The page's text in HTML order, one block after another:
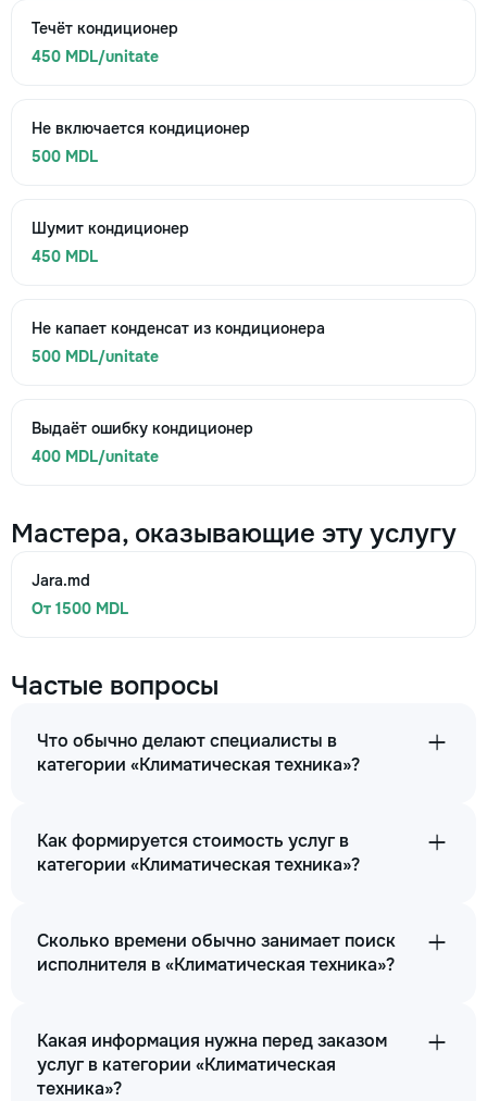
Течёт кондиционер
450 MDL/unitate
Не включается кондиционер
500 MDL
Шумит кондиционер
450 MDL
Не капает конденсат из кондиционера
500 MDL/unitate
Выдаёт ошибку кондиционер
400 MDL/unitate
Мастера, оказывающие эту услугу
Jara.md
От 1500 MDL
Частые вопросы
Что обычно делают специалисты в
категории «Климатическая техника»?
Как формируется стоимость услуг в
категории «Климатическая техника»?
Сколько времени обычно занимает поиск
исполнителя в «Климатическая техника»?
Какая информация нужна перед заказом
услуг в категории «Климатическая
техника»?